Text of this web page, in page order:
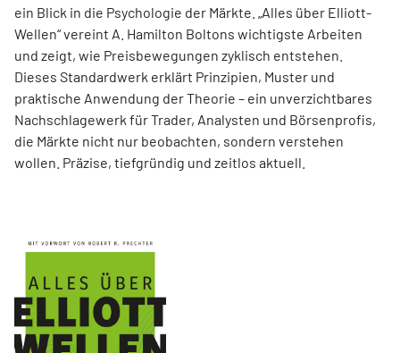
ein Blick in die Psychologie der Märkte. „Alles über Elliott-
Wellen“ vereint A. Hamilton Boltons wichtigste Arbeiten
und zeigt, wie Preisbewegungen zyklisch entstehen.
Dieses Standardwerk erklärt Prinzipien, Muster und
praktische Anwendung der Theorie – ein unverzichtbares
Nachschlagewerk für Trader, Analysten und Börsenprofis,
die Märkte nicht nur beobachten, sondern verstehen
wollen. Präzise, tiefgründig und zeitlos aktuell.